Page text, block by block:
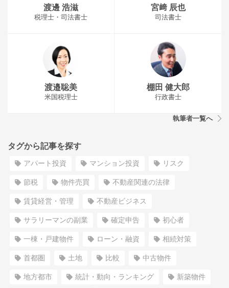
渡邊 浩滋
税理士・司法書士
宮﨑 辰也
司法書士
渡邉聡美
米国税理士
棚田 健大郎
行政書士
執筆者一覧へ
タグから記事を探す
アパート投資 マンション投資 リスク
節税 物件売買 不動産関連の法律
賃貸経営・管理 不動産ビジネス
サラリーマンの副業 確定申告 初心者
一棟・戸建物件 ローン・融資 相続対策
首都圏 土地 比較 中古物件
地方都市 統計・動向・ランキング 新築物件